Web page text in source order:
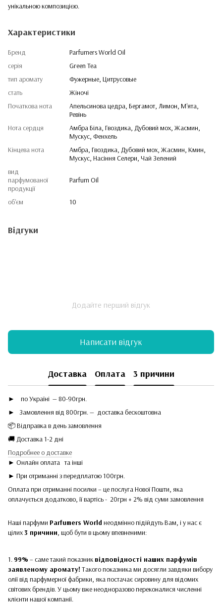
унікальною композицією.
Характеристики
Бренд
Parfumers World Oil
серія
Green Tea
тип аромату
Фужерные, Цитрусовые
стать
Жіночі
Початкова нота
Апельсинова цедра, Бергамот, Лимон, М'ята,
Ревінь
Нота сердця
Амбра Біла, Гвоздика, Дубовий мох, Жасмин,
Мускус, Фенхель
Кінцева нота
Амбра, Гвоздика, Дубовий мох, Жасмин, Кмин,
Мускус, Насіння Селери, Чай Зелений
вид
парфумованої
продукції
Parfum Oil
об'єм 10
Відгуки
Додайте перший відгук
Написати відгук
Доставка Оплата 3 причини
►
по Україні — 80-90грн.
► Замовлення від 800грн. — доставка бескоштовна
📦 Відправка в день замовлення
🚚 Доставка 1-2 дні
Подробнее о доставке
► Онлайн оплата та інші
► При отриманні з передплатою 100грн.
Оплата при отриманні посилки – це послуга Нової Пошти, яка
оплачується додатково, її вартісь - 20грн + 2% від суми замовлення
Наші парфуми Parfumers World неодмінно підійдуть Вам, і у нас є
цілих3 причини , щоб бути в цьому впевненими:
1. 99% – саме такий показник відповідності наших парфумів
заявленому аромату! Такого показника ми досягли завдяки вибору
олії від парфумерної фабрики, яка постачає сировину для відомих
світових брендів. У цьому вже неодноразово переконалися численні
клієнти нашої компанії.